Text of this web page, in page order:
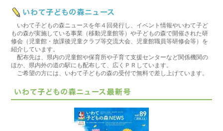
いわて子どもの森ニュースを年４回発行し、イベント情報やいわて子ど
もの森が実施している事業（移動児童館等）や子どもの森で開催された研
修会（児童館・放課後児童クラブ等交流大会、児童館職員等研修会等）を
紹介しています。
配布先は、県内の児童館や保育所や子育て支援センターなど関係機関の
ほか、県内外の道の駅にも配布して、広くＰＲしています。
ご希望の方には、いわて子どもの森の受付で無料で差し上げています。